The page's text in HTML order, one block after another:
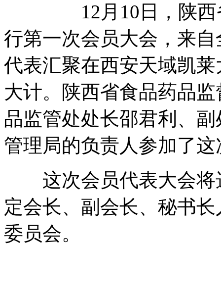
12月10日，陕西省
行第一次会员大会，来
代表汇聚在西安天域凯
大计。陕西省食品药品
品监管处处长邵君利、
管理局的负责人参加了
这次会员代表大会将
定会长、副会长、秘书
委员会。